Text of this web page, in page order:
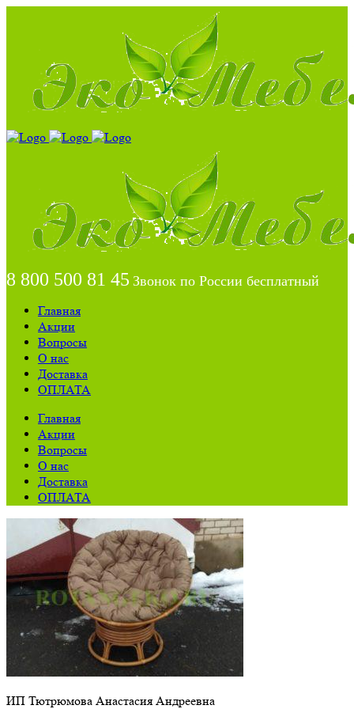
8 800 500 81 45 Звонок по России бесплатный
Главная
Акции
Вопросы
О нас
Доставка
ОПЛАТА
Главная
Акции
Вопросы
О нас
Доставка
ОПЛАТА
ИП Тютрюмова Анастасия Андреевна